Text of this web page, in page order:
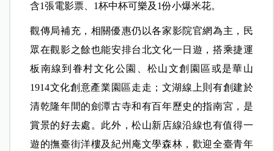
含1張電影票、1杯中杯可樂及1份小爆米花。
觀傳局補充，相關優惠仍以各家影院官網為主，民
眾在觀影之餘也能安排台北文化一日遊，搭乘捷運
板南線到眷村文化公園、松山文創園區或是華山
1914文化創意產業園區走走；文湖線上則有創建於
清乾隆年間的劍潭古寺和有百年歷史的指南宮，是
賞景的好去處。此外，松山新店線沿線也有值得一
遊的撫臺街洋樓及紀州庵文學森林，歡迎全臺青年